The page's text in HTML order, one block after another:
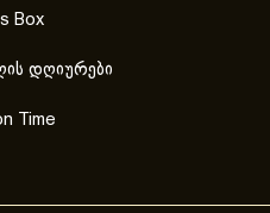
Box
დღიურები
Time